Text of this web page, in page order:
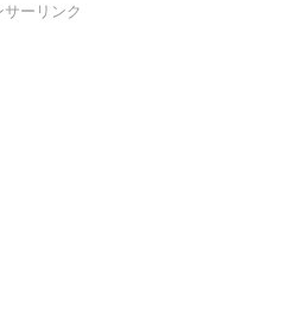
サーリンク